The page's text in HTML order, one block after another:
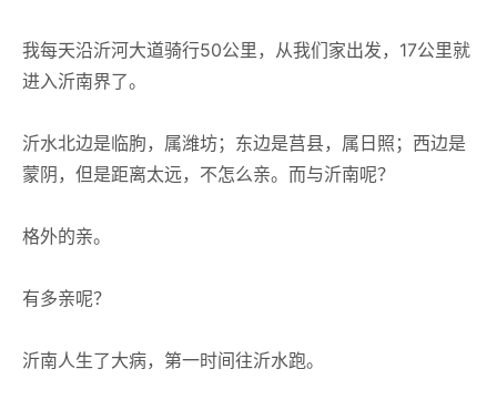
我每天沿沂河大道骑行50公里，从我们家出发，17公里就
进入沂南界了。
沂水北边是临朐，属潍坊；东边是莒县，属日照；西边是
蒙阴，但是距离太远，不怎么亲。而与沂南呢？
格外的亲。
有多亲呢？
沂南人生了大病，第一时间往沂水跑。